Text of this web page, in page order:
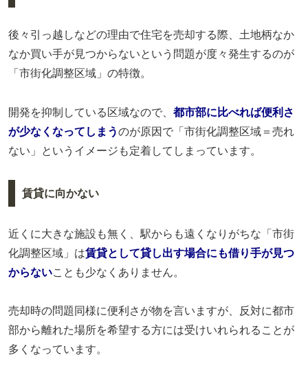
後々引っ越しなどの理由で住宅を売却する際、土地柄なか
なか買い手が見つからないという問題が度々発生するのが
「市街化調整区域」の特徴。
開発を抑制している区域なので、 都市部に比べれば便利さ
が少なくなってしまうのが原因で「市街化調整区域＝売れ
ない」というイメージも定着してしまっています。
賃貸に向かない
近くに大きな施設も無く、駅からも遠くなりがちな「市街
化調整区域」は賃貸として貸し出す場合にも借り手が見つ
からないことも少なくありません。
売却時の問題同様に便利さが物を言いますが、反対に都市
部から離れた場所を希望する方には受けいれられることが
多くなっています。